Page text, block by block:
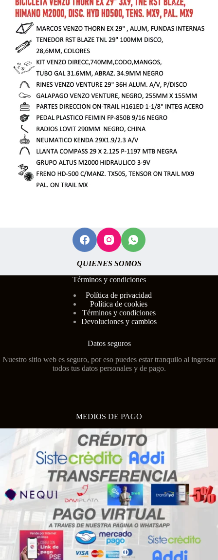
QUIENES SOMOS
Términos y condiciones
Política de privacidad
Política de cookies
Términos y condiciones
Devoluciones y cambios
Datos seguros
Nuestro sitio web es seguro, por eso puedes estar tranquilo al ingresar
todos tus datos personales y de pago.
MEDIOS DE PAGO